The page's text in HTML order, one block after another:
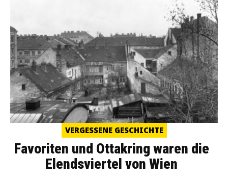
VERGESSENE GESCHICHTE
Favoriten und Ottakring waren die
Elendsviertel von Wien